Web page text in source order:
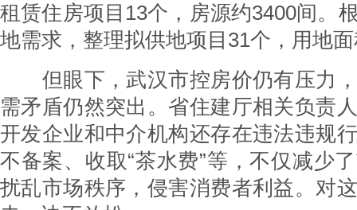
租赁住房项目13个，房源约3400间。
地需求，整理拟供地项目31个，用地
但眼下，武汉市控房价仍有压力，
需矛盾仍然突出。省住建厅相关负责
开发企业和中介机构还存在违法违规
不备案、收取“茶水费”等，不仅减少
扰乱市场秩序，侵害消费者利益。对